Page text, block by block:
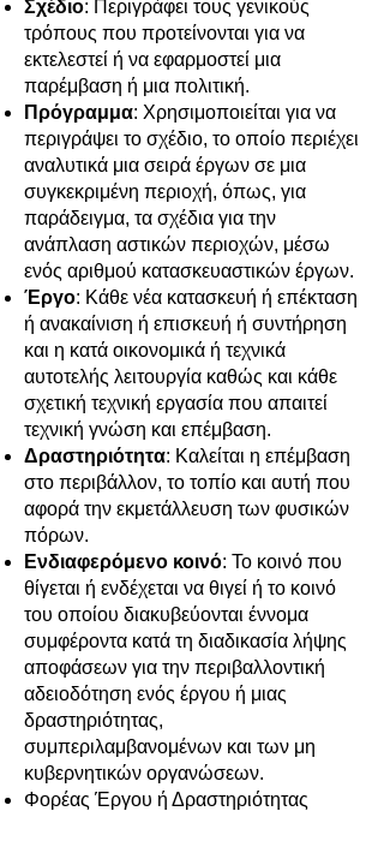
Σχέδιο: Περιγράφει τους γενικούς
τρόπους που προτείνονται για να
εκτελεστεί ή να εφαρμοστεί μια
παρέμβαση ή μια πολιτική.
Πρόγραμμα: Χρησιμοποιείται για να
περιγράψει το σχέδιο, το οποίο περιέχει
αναλυτικά μια σειρά έργων σε μια
συγκεκριμένη περιοχή, όπως, για
παράδειγμα, τα σχέδια για την
ανάπλαση αστικών περιοχών, μέσω
ενός αριθμού κατασκευαστικών έργων.
Έργο: Κάθε νέα κατασκευή ή επέκταση
ή ανακαίνιση ή επισκευή ή συντήρηση
και η κατά οικονομικά ή τεχνικά
αυτοτελής λειτουργία καθώς και κάθε
σχετική τεχνική εργασία που απαιτεί
τεχνική γνώση και επέμβαση.
Δραστηριότητα: Καλείται η επέμβαση
στο περιβάλλον, το τοπίο και αυτή που
αφορά την εκμετάλλευση των φυσικών
πόρων.
Ενδιαφερόμενο κοινό: Το κοινό που
θίγεται ή ενδέχεται να θιγεί ή το κοινό
του οποίου διακυβεύονται έννομα
συμφέροντα κατά τη διαδικασία λήψης
αποφάσεων για την περιβαλλοντική
αδειοδότηση ενός έργου ή μιας
δραστηριότητας,
συμπεριλαμβανομένων και των μη
κυβερνητικών οργανώσεων.
Φορέας Έργου ή Δραστηριότητας